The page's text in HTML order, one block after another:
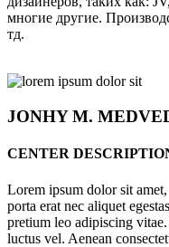
многие другие.
тд.
JONHYM.
CENTER
Lorem ipsum dolor sit
porta erat nec aliquet
pretium leo adipiscing
luctus vel. Aenean